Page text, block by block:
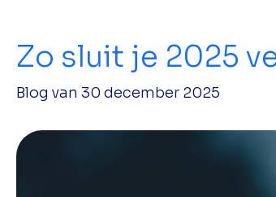
Zo sluit je 2025
Blog van 30 december 2025